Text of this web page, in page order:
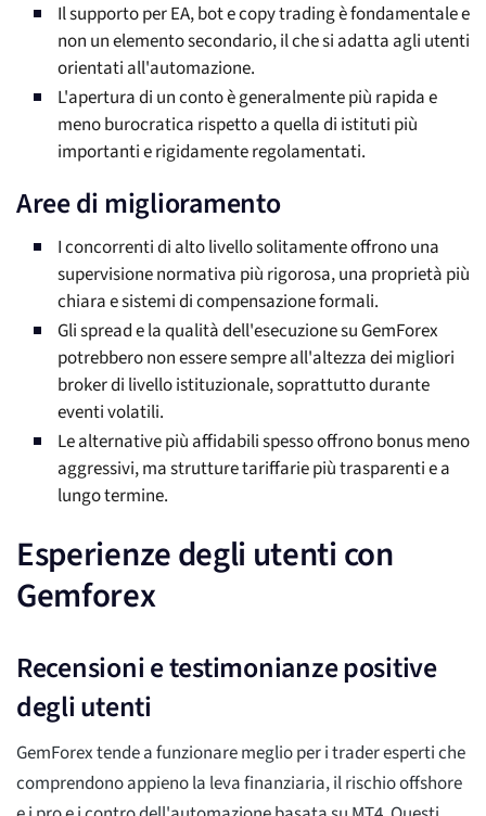
Il supporto per EA, bot e copy trading è fondamentale e
non un elemento secondario, il che si adatta agli utenti
orientati all'automazione.
L'apertura di un conto è generalmente più rapida e
meno burocratica rispetto a quella di istituti più
importanti e rigidamente regolamentati.
Aree di miglioramento
I concorrenti di alto livello solitamente offrono una
supervisione normativa più rigorosa, una proprietà più
chiara e sistemi di compensazione formali.
Gli spread e la qualità dell'esecuzione su GemForex
potrebbero non essere sempre all'altezza dei migliori
broker di livello istituzionale, soprattutto durante
eventi volatili.
Le alternative più affidabili spesso offrono bonus meno
aggressivi, ma strutture tariffarie più trasparenti e a
lungo termine.
Esperienze degli utenti con
Gemforex
Recensioni e testimonianze positive
degli utenti
GemForex tende a funzionare meglio per i trader esperti che
comprendono appieno la leva finanziaria, il rischio offshore